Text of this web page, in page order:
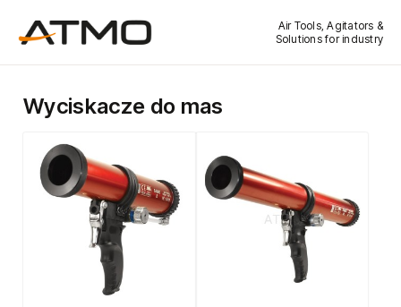
Air Tools, Agitators &
Solutions for industry
Wyciskacze do mas